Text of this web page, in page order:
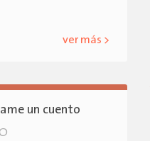
ver más >
un cuento